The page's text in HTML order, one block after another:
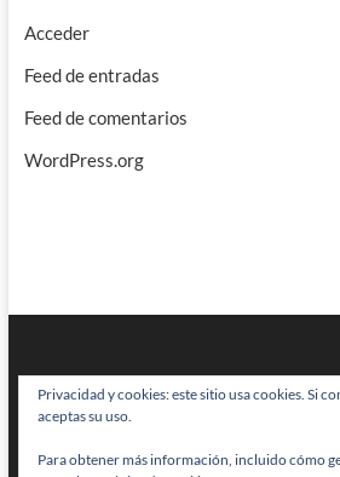
Acceder
Feed de entradas
Feed de comentarios
WordPress.org
BRAINSTOMPING| Diseñado por:Theme
Privacidad y cookies: este sitio usa cookies. Si
aceptas su uso.
Para obtener más información, incluido cómo